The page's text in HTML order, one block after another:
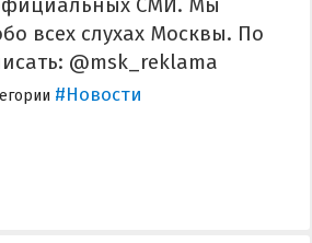
СМИ. Мы
всех слухах Москвы. По
@msk_reklama
#Новости